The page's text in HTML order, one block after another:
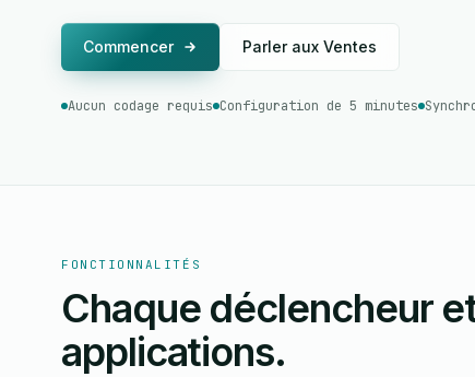
Commencer Parler aux Ventes
Aucun codage requis Configuration de 5 minutes
FONCTIONNALITÉS
Chaque déclencheur
applications.